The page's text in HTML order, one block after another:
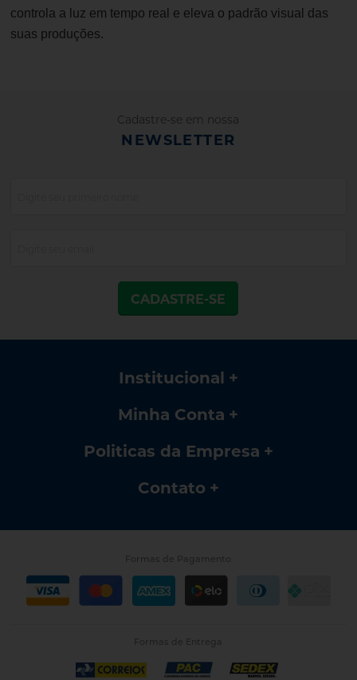
controla a luz em tempo real e eleva o padrão visual das
suas produções.
Cadastre-se em nossa
NEWSLETTER
CADASTRE-SE
Institucional
Minha Conta
Politicas da Empresa
Contato